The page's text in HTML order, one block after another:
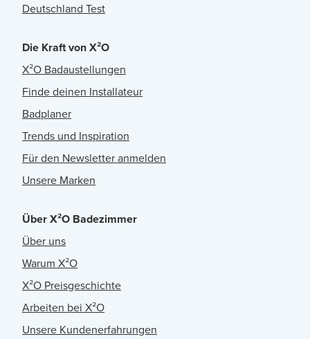
Deutschland Test
Die Kraft von X²O
X²O Badaustellungen
Finde deinen Installateur
Badplaner
Trends und Inspiration
Für den Newsletter anmelden
Unsere Marken
Über X²O Badezimmer
Über uns
Warum X²O
X²O Preisgeschichte
Arbeiten bei X²O
Unsere Kundenerfahrungen